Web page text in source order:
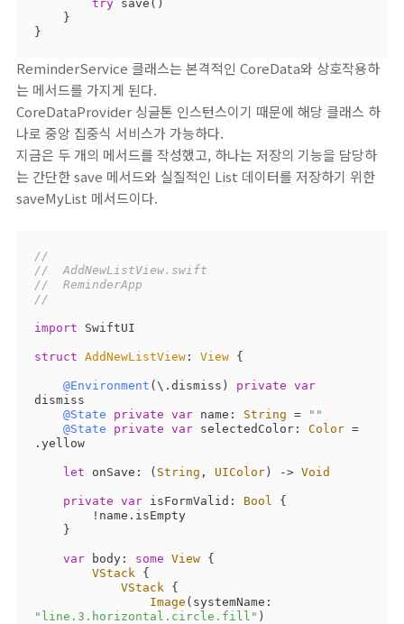
try save()
}
ReminderService 클래스는 본격적인 CoreData와 상호작용하
는 메서드를 가지게 된다.
CoreDataProvider 싱글톤 인스턴스이기 때문에 해당 클래스 하
나로 중앙 집중식 서비스가 가능하다.
지금은 두 개의 메서드를 작성했고, 하나는 저장의 기능을 담당하
는 간단한 save 메서드와 실질적인 List 데이터를 저장하기 위한
saveMyList 메서드이다.
//
//  AddNewListView.swift
//  ReminderApp
//
import SwiftUI
struct AddNewListView : View {
@Environment (\.dismiss) private var
dismiss
@State
private var name: String =
""
@State
private var selectedColor: Color =
.yellow
let onSave: ( String , UIColor ) -> Void
private var isFormValid: Bool {
! name.isEmpty
var body: some View {
VStack {
VStack {
Image
"line.3.horizontal.circle.fill" )